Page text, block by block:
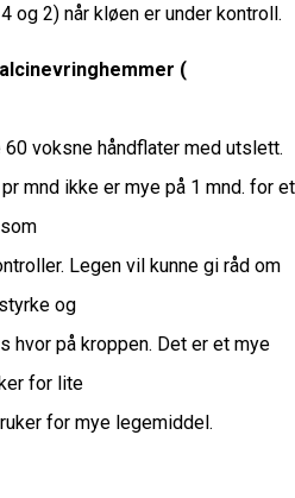
og 2) når kløen er under kontroll.
(
voksne håndflater med utslett.
mnd ikke er mye på 1 mnd. for et
Legen vil kunne gi råd om
og
hvor på kroppen. Det er et mye
for lite
for mye legemiddel.